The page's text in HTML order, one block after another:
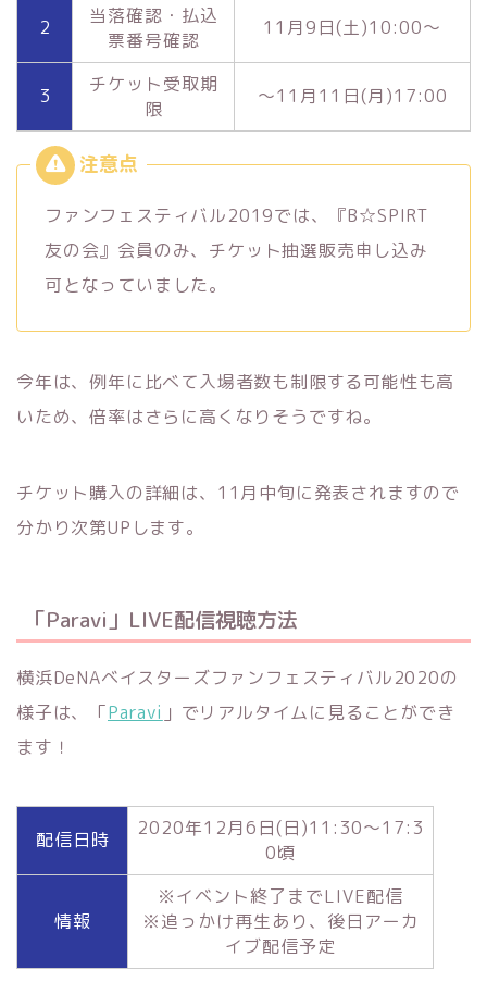
2
当落確認・払込
票番号確認
11月9日(土)10:00～
3
チケット受取期
限
～11月11日(月)17:00
ファンフェスティバル2019では、『B☆SPIRT
友の会』会員のみ、チケット抽選販売申し込み
可となっていました。
今年は、例年に比べて入場者数も制限する可能性も高
いため、倍率はさらに高くなりそうですね。
チケット購入の詳細は、11月中旬に発表されますので
分かり次第UPします。
「Paravi」LIVE配信視聴方法
横浜DeNAベイスターズファンフェスティバル2020の
様子は、「Paravi 」でリアルタイムに見ることができ
ます！
配信日時
2020年12月6日(日)11:30～17:3
0頃
情報
※イベント終了までLIVE配信
※追っかけ再生あり、後日アーカ
イブ配信予定